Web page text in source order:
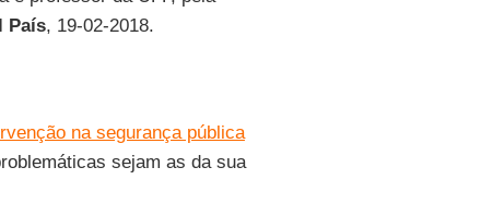
País, 19-02-2018.
na segurança pública
sejam as da sua